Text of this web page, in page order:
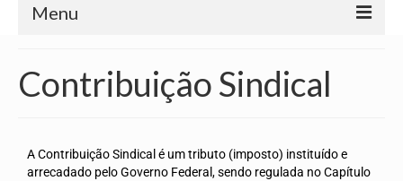
Menu
Convenções Coletivas
Relação de Categorias
Contribuição Sindical
A Contribuição Sindical é um tributo (imposto) instituído e
arrecadado pelo Governo Federal, sendo regulada no Capítulo